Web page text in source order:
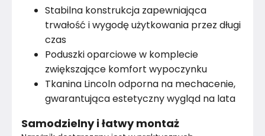
Stabilna konstrukcja zapewniająca
trwałość i wygodę użytkowania przez długi
czas
Poduszki oparciowe w komplecie
zwiększające komfort wypoczynku
Tkanina Lincoln odporna na mechacenie,
gwarantująca estetyczny wygląd na lata
Samodzielny i łatwy montaż